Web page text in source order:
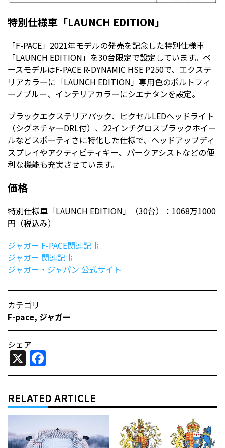
特別仕様車「LAUNCH EDITION」
「F-PACE」2021年モデルの発売を記念した特別仕様車
「LAUNCH EDITION」を30台限定で設定しています。ベ
ースモデルはF-PACE R-DYNAMIC HSE P250で、エクステ
リアカラーに「LAUNCH EDITION」専用色のポルトフィ
ーノブルー、インテリアカラーにシエナタンを設定。
ブラックエクステリアパック、ピクセルLEDヘッドライト
（シグネチャーDRL付）、22インチグロスブラックホイー
ルなどスポーティさに特化した仕様で、ヘッドアップディ
スプレイやアクティビティキー、パークアシストなどの便
利な機能も充実させています。
価格
特別仕様車「LAUNCH EDITION」（30台）：1068万1000
円（税込み）
ジャガー F-PACE関連記事
ジャガー 関連記事
ジャガー・ジャパン 公式サイト
カテゴリ
F-pace, ジャガー
シェア
X
RELATED ARTICLE